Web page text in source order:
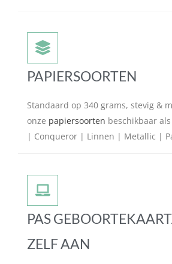
PAPIERSOORTEN
Standaard op 340 grams, stevig &
onze papiersoorten beschikbaar
| Conqueror | Linnen | Metallic |
PAS
ZELF AAN